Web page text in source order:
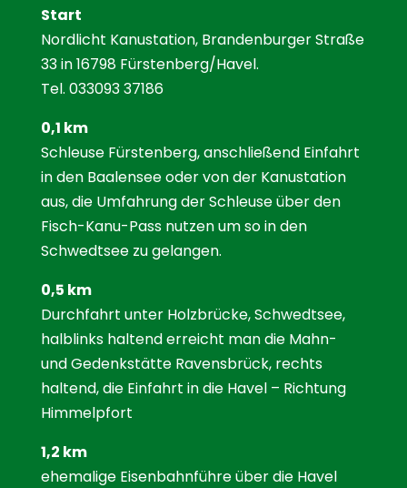
Start
Nordlicht Kanustation, Brandenburger Straße
33 in 16798 Fürstenberg/Havel.
Tel. 033093 37186
0,1 km
Schleuse Fürstenberg, anschließend Einfahrt
in den Baalensee oder von der Kanustation
aus, die Umfahrung der Schleuse über den
Fisch-Kanu-Pass nutzen um so in den
Schwedtsee zu gelangen.
0,5 km
Durchfahrt unter Holzbrücke, Schwedtsee,
halblinks haltend erreicht man die Mahn-
und Gedenkstätte Ravensbrück, rechts
haltend, die Einfahrt in die Havel – Richtung
Himmelpfort
1,2 km
ehemalige Eisenbahnführe über die Havel